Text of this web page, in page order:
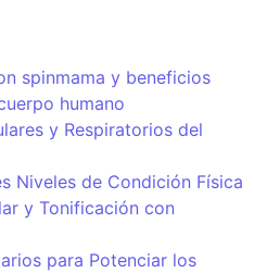
spinmama y beneficios
humano
y Respiratorios del
Niveles de Condición Física
y Tonificación con
para Potenciar los